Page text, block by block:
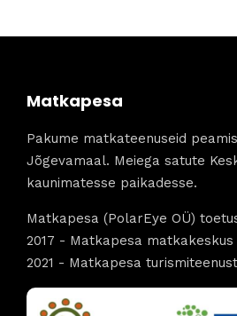
Matkapesa
Pakume matkateenuseid
Jõgevamaal. Meiega satute
kaunimatesse paikadesse.
Matkapesa (PolarEye OÜ)
2017 - Matkapesa matkakeskus
2021 - Matkapesa